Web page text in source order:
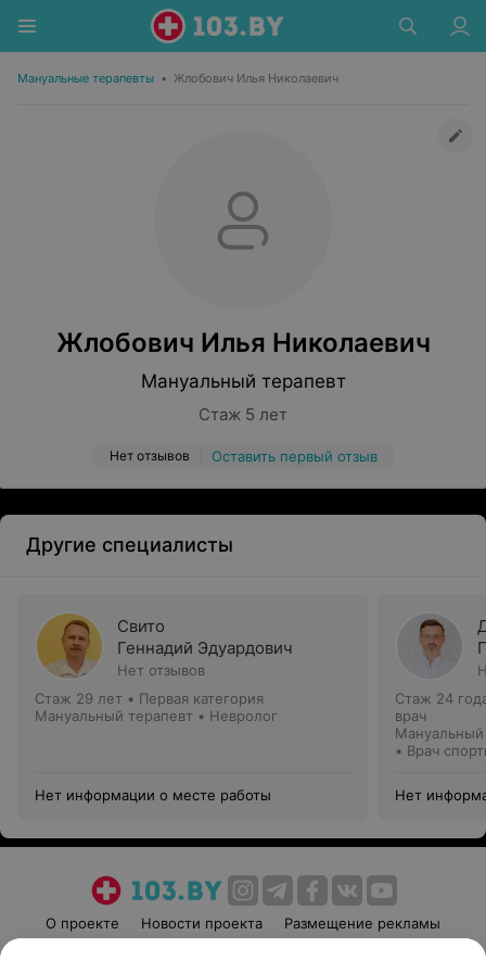
Мануальные терапевты • Жлобович Илья Николаевич
Жлобович Илья Николаевич
Мануальный терапевт
Стаж 5 лет
Нет отзывов Оставить первый отзыв
Другие специалисты
Свито
Геннадий Эдуардович
Нет отзывов
Стаж 29 лет • Первая категория
Мануальный терапевт • Невролог
Нет информации о месте работы
Стаж 24
врач
Мануальный
• Врач
Нет
О проекте Новости проекта
Размещение рекламы